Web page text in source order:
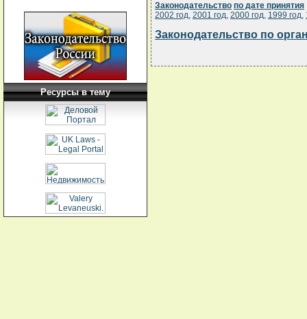
Ресурсы в тему
Законодательство по дате принятия
2002 год, 2001 год, 2000 год, 1999 год,
Законодательство по